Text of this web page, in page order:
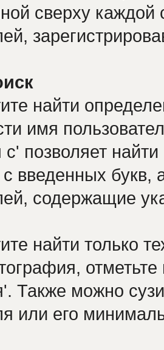
сверху каждой
найти
имя
позволяет
введенных букв,
содержащие
найти только
Также можно
или его